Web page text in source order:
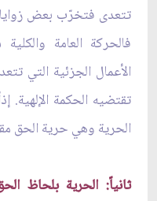
تتعدى فتخرّب بعض
فالحركة العامة
الأعمال الجزئية التي
تقتضيه الحكمة الإلهية.
الحرية وهي حرية الحق
ثانياً: الحرية بلحاظ